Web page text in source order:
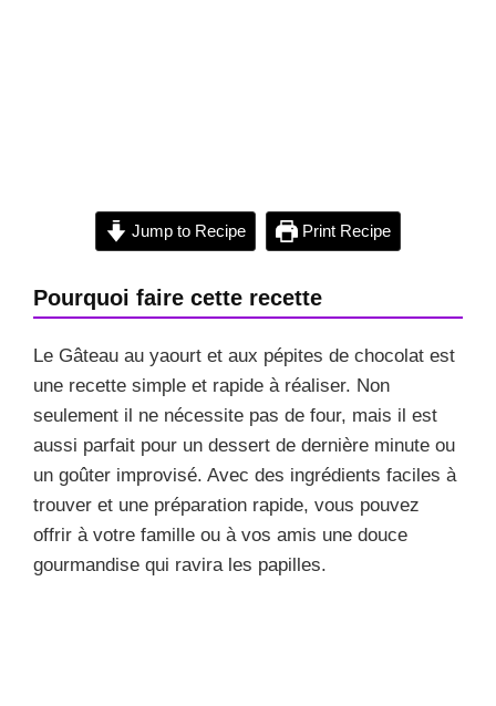
Jump to Recipe Print Recipe
Pourquoi faire cette recette
Le Gâteau au yaourt et aux pépites de chocolat est
une recette simple et rapide à réaliser. Non
seulement il ne nécessite pas de four, mais il est
aussi parfait pour un dessert de dernière minute ou
un goûter improvisé. Avec des ingrédients faciles à
trouver et une préparation rapide, vous pouvez
offrir à votre famille ou à vos amis une douce
gourmandise qui ravira les papilles.